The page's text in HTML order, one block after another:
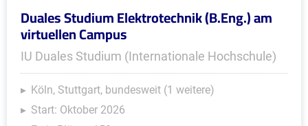
Duales Studium Elektrotechnik (B.Eng.) am
virtuellen Campus
IU Duales Studium (Internationale Hochschule)
Köln, Stuttgart, bundesweit (1 weitere)
Start: Oktober 2026